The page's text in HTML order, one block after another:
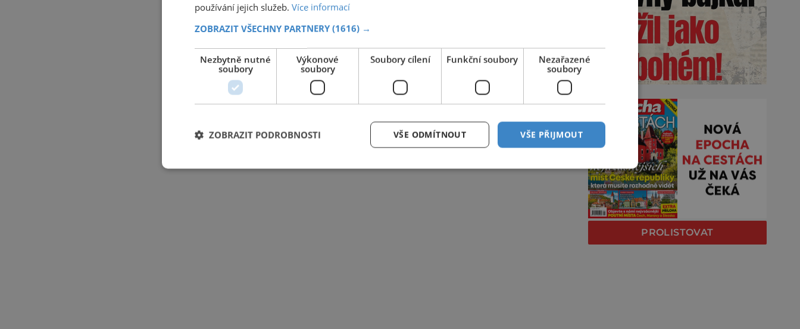
PROLISTOVAT
používání jejich služeb. Více informací
ZOBRAZIT VŠECHNY PARTNERY (1616) →
Nezbytně nutné
soubory
Výkonové
soubory
Soubory cílení Funkční soubory
Nezařazené
soubory
VŠE PŘIJMOUT
VŠE ODMÍTNOUT
ZOBRAZIT PODROBNOSTI